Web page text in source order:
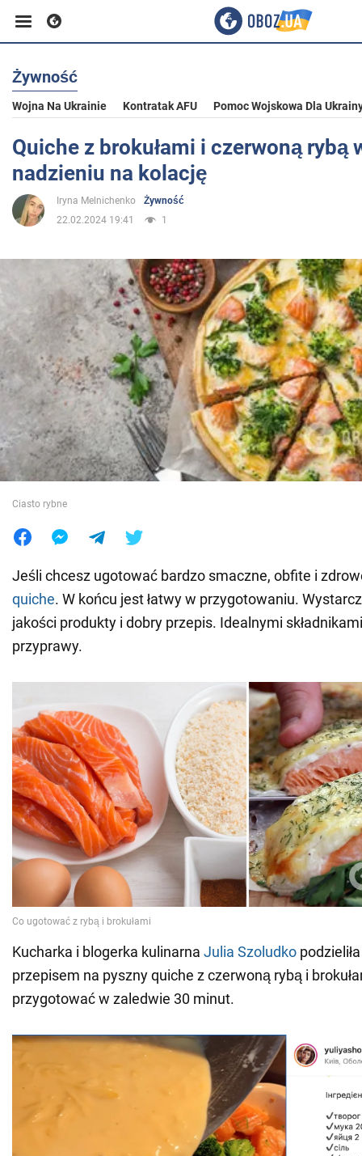
Biznes
Sport
Rozrywka
Polityka
Społeczeństwo
Wojna na Ukrainie
Świat
Jedzenie
Żywność
Wojna Na Ukrainie Kontratak AFU Pomoc Wojskowa Dla
Quiche z brokułami i czerwoną rybą
nadzieniu na kolację
Iryna Melnichenko
Żywność
22.02.2024 19:41
1
Ciasto rybne
Jeśli chcesz ugotować bardzo smaczne, obfite i
quiche. W końcu jest łatwy w przygotowaniu.
jakości produkty i dobry przepis. Idealnymi
przyprawy.
Kucharka i blogerka kulinarna Julia Szoludko
przepisem na pyszny quiche z czerwoną rybą i
przygotować w zaledwie 30 minut.